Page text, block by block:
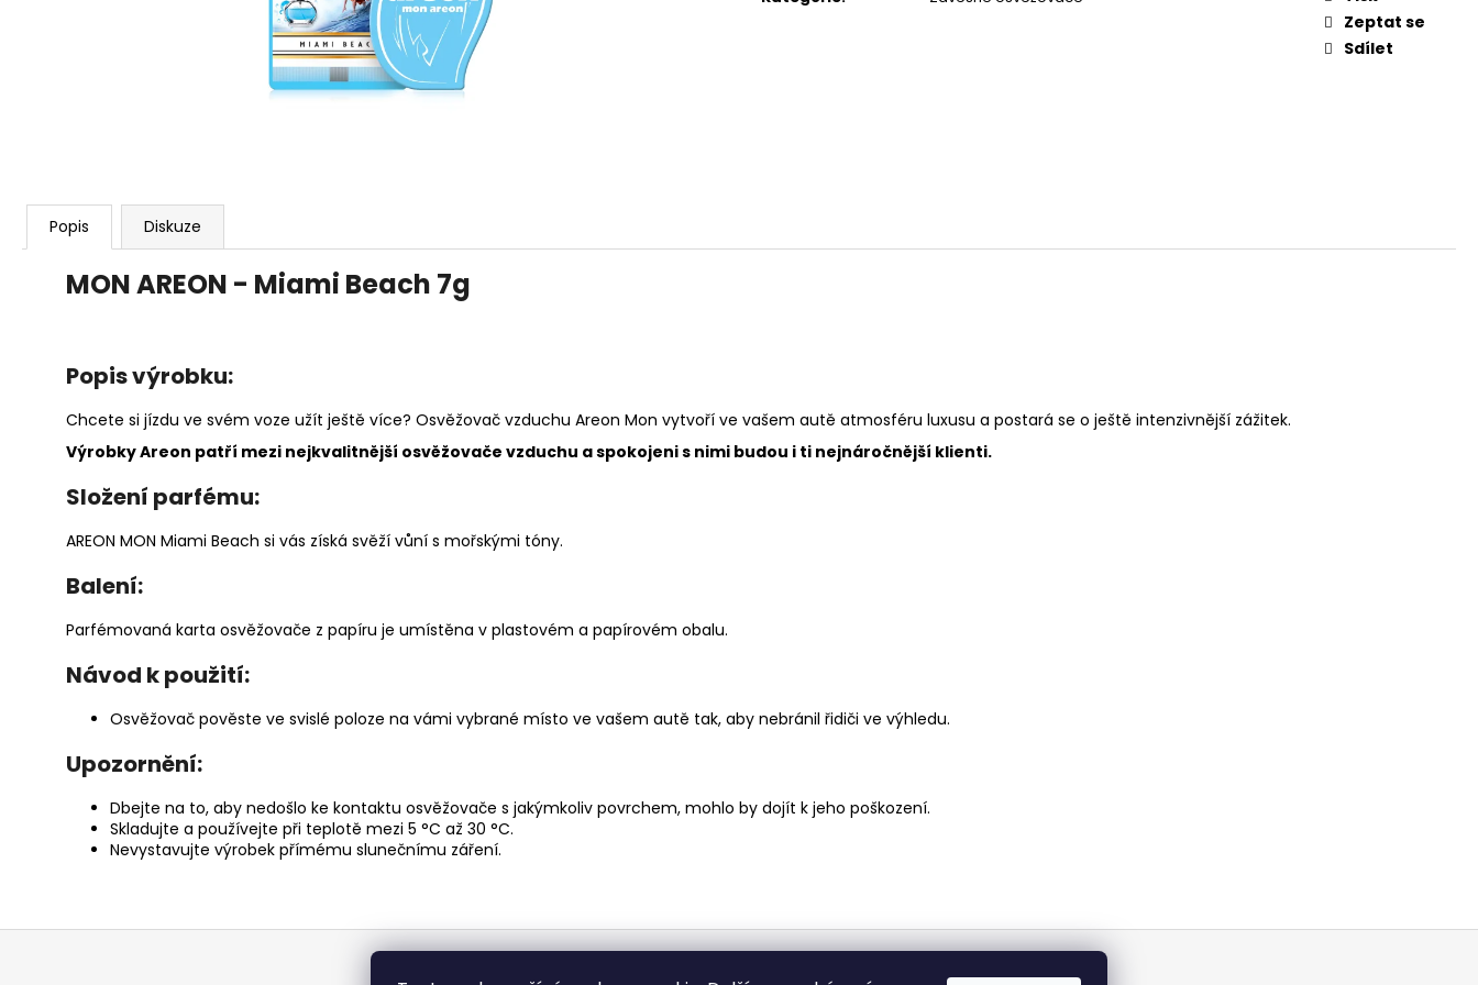
Zeptat se
Sdílet
Popis Diskuze
MON AREON - Miami Beach 7g
Popis výrobku:
Chcete si jízdu ve svém voze užít ještě více? Osvěžovač vzduchu Areon Mon vytvoří ve vašem autě atmosféru luxusu a postará se o ještě intenzivnější zážitek.
Výrobky Areon patří mezi nejkvalitnější osvěžovače vzduchu a spokojeni s nimi budou i ti nejnáročnější klienti.
Složení parfému:
AREON MON Miami Beach si vás získá svěží vůní s mořskými tóny.
Balení:
Parfémovaná karta osvěžovače z papíru je umístěna v plastovém a papírovém obalu.
Návod k použití:
Osvěžovač pověste ve svislé poloze na vámi vybrané místo ve vašem autě tak, aby nebránil řidiči ve výhledu.
Upozornění:
Dbejte na to, aby nedošlo ke kontaktu osvěžovače s jakýmkoliv povrchem, mohlo by dojít k jeho poškození.
Skladujte a používejte při teplotě mezi 5 °C až 30 °C.
Nevystavujte výrobek přímému slunečnímu záření.
119 Kč
Z